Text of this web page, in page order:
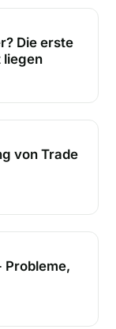
erste
Die erste
liegen
Trade
von Trade
Probleme,